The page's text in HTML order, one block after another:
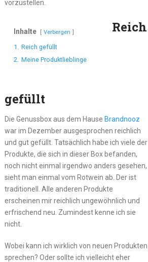
vorzustellen.
Inhalte Verbergen
1.
Reich gefüllt
2. Meine Produktlieblinge
Reich
gefüllt
Die Genussbox aus dem Hause Brandnooz
war im Dezember ausgesprochen reichlich
und gut gefüllt. Tatsächlich habe ich viele der
Produkte, die sich in dieser Box befanden,
noch nicht einmal irgendwo anders gesehen,
sieht man einmal vom Rotwein ab. Der ist
traditionell. Alle anderen Produkte
erscheinen mir reichlich ungewöhnlich und
erfrischend neu. Zumindest kenne ich sie
nicht.
Wobei kann ich wirklich von neuen Produkten
sprechen? Oder sollte ich vielleicht eher